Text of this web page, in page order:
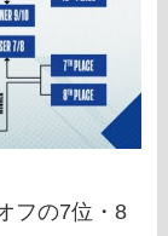
フの7位・8